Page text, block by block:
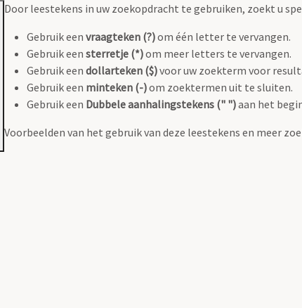
Door leestekens in uw zoekopdracht te gebruiken, zoekt u
Gebruik een vraagteken (?)om één letter te vervangen.
Gebruik een sterretje (*)om meer letters te vervangen.
Gebruik een dollarteken ($)voor uw zoekterm voor
Gebruik een minteken (-)om zoektermen uit te sluiten.
Gebruik een Dubbele aanhalingstekens (" ")aan het
Voorbeelden van het gebruik van deze leestekens en meer